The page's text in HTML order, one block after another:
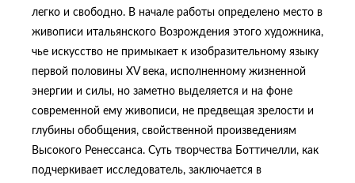
легко и свободно. В начале работы определено место в
живописи итальянского Возрождения этого художника,
чье искусство не примыкает к изобразительному языку
первой половины XV века, исполненному жизненной
энергии и силы, но заметно выделяется и на фоне
современной ему живописи, не предвещая зрелости и
глубины обобщения, свойственной произведениям
Высокого Ренессанса. Суть творчества Боттичелли, как
подчеркивает исследователь, заключается в